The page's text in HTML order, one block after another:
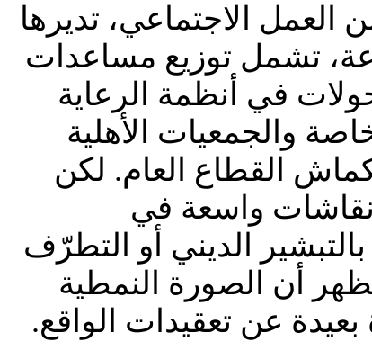
الاجتماعي، تديرها
تشمل توزيع مساعدات
في أنظمة الرعاية
والجمعيات الأهلية
القطاع العام. لكن
نقاشات واسعة في
الديني أو التطرّف
أن الصورة النمطية
بعيدة عن تعقيدات الواقع.